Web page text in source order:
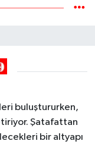
buluştururken,
Şatafattan
bir altyapı